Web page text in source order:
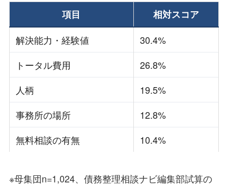
項目
相対スコア
解決能力・経験値
30.4%
トータル費用
26.8%
人柄
19.5%
事務所の場所
12.8%
無料相談の有無
10.4%
※母集団n=1,024、債務整理相談ナビ編集部試算の